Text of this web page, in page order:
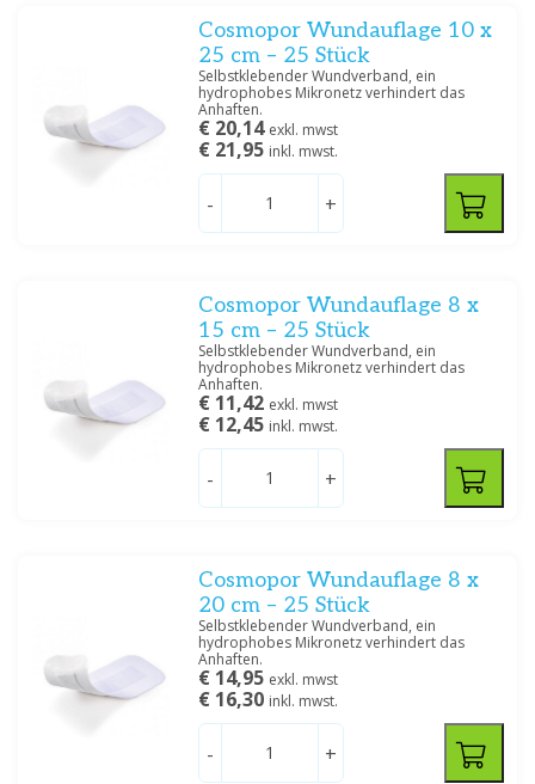
Cosmopor Wundauflage 10 x
25 cm – 25 Stück
Selbstklebender Wundverband, ein
hydrophobes Mikronetz verhindert das
Anhaften.
€ 20,14 exkl. mwst
€ 21,95 inkl. mwst.
- +
Cosmopor Wundauflage 8 x
15 cm – 25 Stück
Selbstklebender Wundverband, ein
hydrophobes Mikronetz verhindert das
Anhaften.
€ 11,42 exkl. mwst
€ 12,45 inkl. mwst.
- +
Cosmopor Wundauflage 8 x
20 cm – 25 Stück
Selbstklebender Wundverband, ein
hydrophobes Mikronetz verhindert das
Anhaften.
€ 14,95 exkl. mwst
€ 16,30 inkl. mwst.
- +